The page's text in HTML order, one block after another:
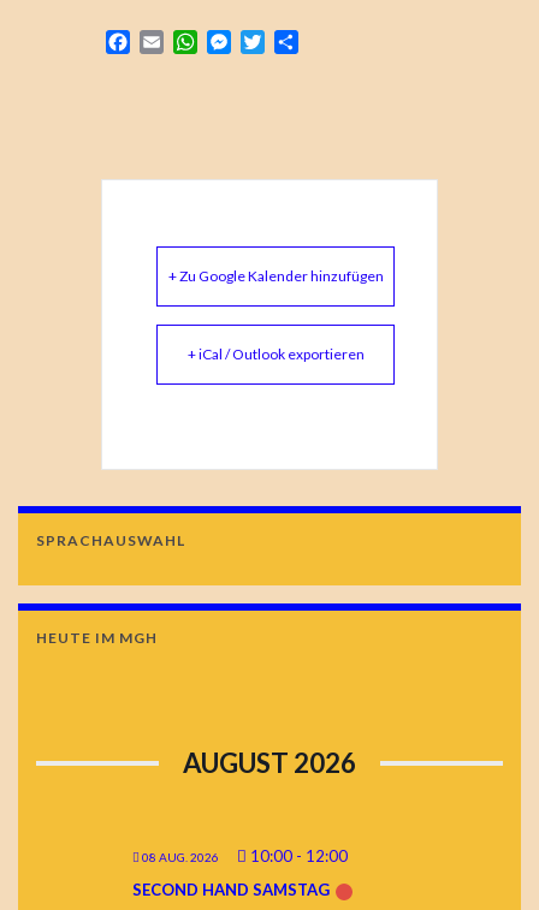
Facebook
Email WhatsApp
Messenger
Twitter
+ Zu Google Kalender hinzufügen
+ iCal / Outlook exportieren
SPRACHAUSWAHL
HEUTE IM MGH
AUGUST 2026
08 AUG. 2026 10:00 - 12:00
SECOND HAND SAMSTAG